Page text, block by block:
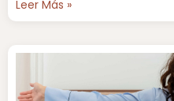
Leer Más »